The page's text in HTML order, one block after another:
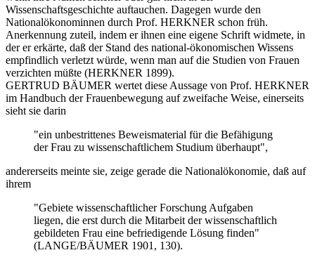
Wissenschaftsgeschichte auftauchen. Dagegen wurde den
Nationalökonominnen durch Prof. HERKNER schon früh.
Anerkennung zuteil, indem er ihnen eine eigene Schrift widmete, in
der er erkärte, daß der Stand des national-ökonomischen Wissens
empfindlich verletzt würde, wenn man auf die Studien von Frauen
verzichten müßte (HERKNER 1899).
GERTRUD BÄUMER wertet diese Aussage von Prof. HERKNER
im Handbuch der Frauenbewegung auf zweifache Weise, einerseits
sieht sie darin
"ein unbestrittenes Beweismaterial für die Befähigung
der Frau zu wissenschaftlichem Studium überhaupt",
andererseits meinte sie, zeige gerade die Nationalökonomie, daß auf
ihrem
"Gebiete wissenschaftlicher Forschung Aufgaben
liegen, die erst durch die Mitarbeit der wissenschaftlich
gebildeten Frau eine befriedigende Lösung finden"
(LANGE/BÄUMER 1901, 130).